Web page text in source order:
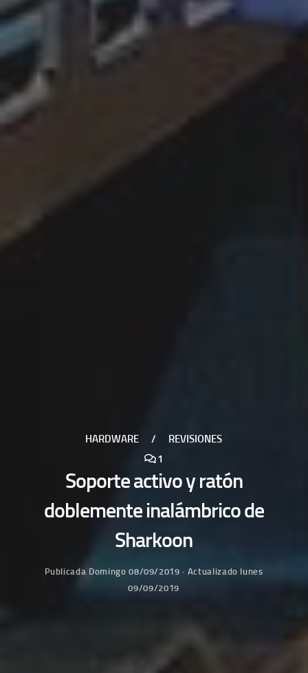
HARDWARE /
REVISIONES
1
Soporte activo y ratón
doblemente inalámbrico de
Sharkoon
Publicada Domingo 08/09/2019 · Actualizado lunes
09/09/2019